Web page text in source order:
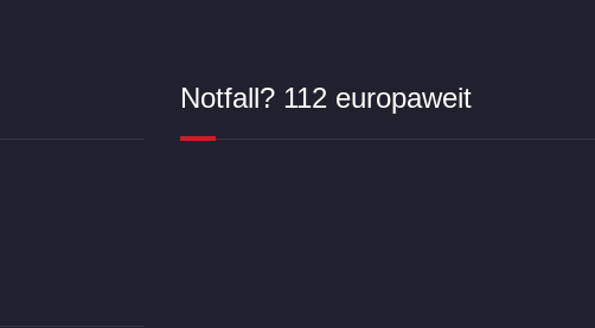
Notfall? 112 europaweit